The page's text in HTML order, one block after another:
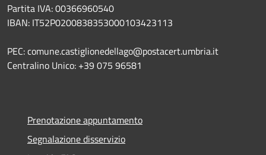
Partita IVA: 00366960540
IBAN: IT52P0200838353000103423113
PEC: comune.castiglionedellago@postacert.umbria.it
Centralino Unico: +39 075 96581
Prenotazione appuntamento
Segnalazione disservizio